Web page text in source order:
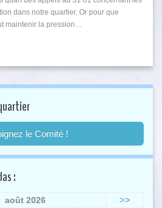
dans notre quartier. Or pour que
maintenir la pression…
le Comité !
:
août 2026 >>